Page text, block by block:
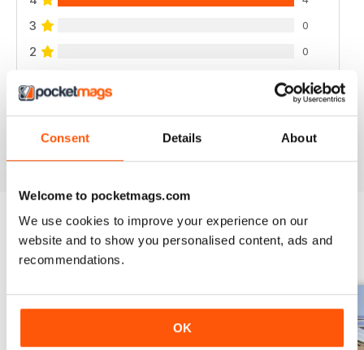
Consent Details About
Welcome to pocketmags.com
We use cookies to improve your experience on our
website and to show you personalised content, ads and
recommendations.
OK
3 0
2 0
VISUALIZZA LE RECENSIONI
EDIZIONI INDIETRO Visualizza tutti